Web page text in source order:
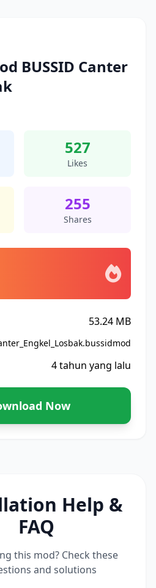
BUSSID Canter
527
Likes
255
Shares
53.24 MB
4 tahun yang lalu
Now
Help &
FAQ
this mod? Check these
and solutions